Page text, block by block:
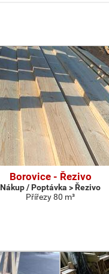
Borovice - Řezivo
Nákup / Poptávka > Řezivo
Přířezy 80 m³